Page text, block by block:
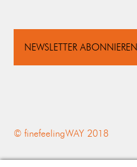
NEWSLETTER ABONNIEREN
© finefeelingWAY 2018